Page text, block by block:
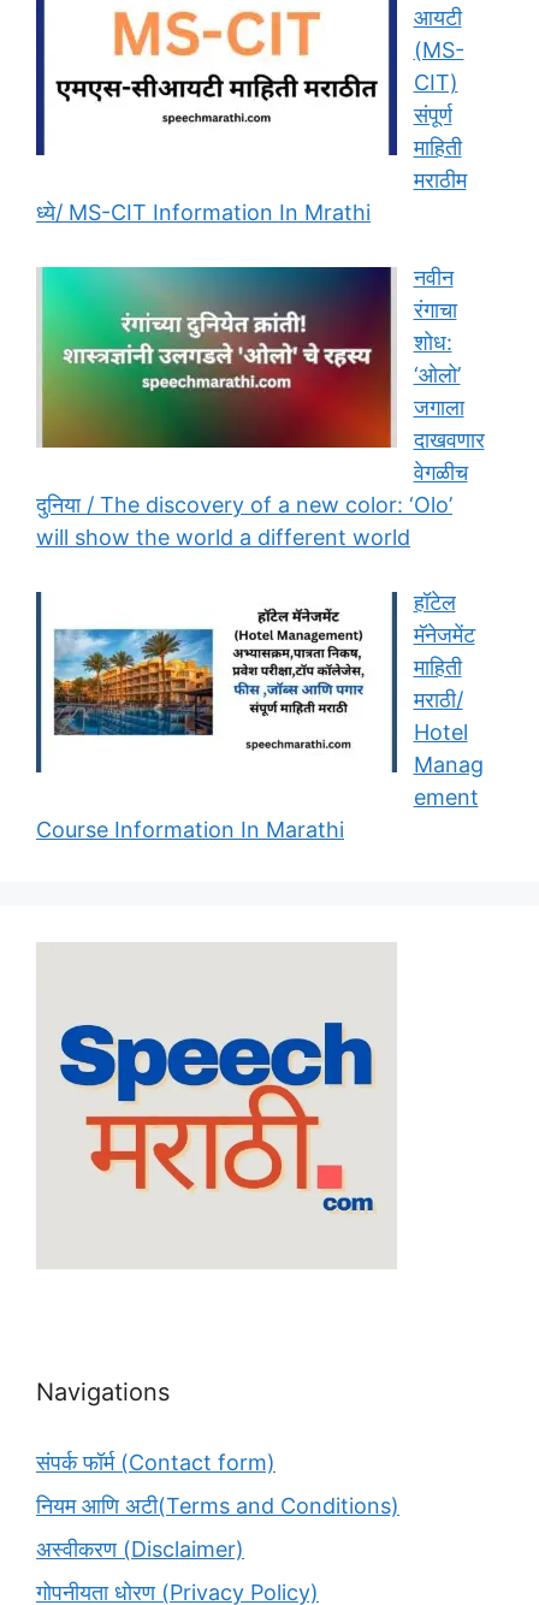
आयटी
(MS-
CIT)
संपूर्ण
माहिती
मराठीम
ध्ये/ MS-CIT Information In Mrathi
नवीन
रंगाचा
शोध:
‘ओलो’
जगाला
दाखवणार
वेगळीच
दुनिया / The discovery of a new color: ‘Olo’
will show the world a different world
हॉटेल
मॅनेजमेंट
माहिती
मराठी/
Hotel
Manag
ement
Course Information In Marathi
Navigations
संपर्क फॉर्म (Contact form)
नियम आणि अटी(Terms and Conditions)
अस्वीकरण (Disclaimer)
गोपनीयता धोरण (Privacy Policy)